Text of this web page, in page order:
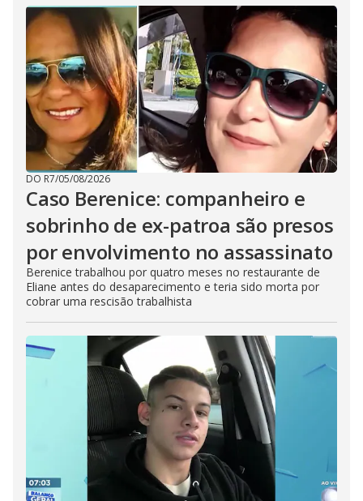
DO R7/05/08/2026
Caso Berenice: companheiro e
sobrinho de ex-patroa são presos
por envolvimento no assassinato
Berenice trabalhou por quatro meses no restaurante de
Eliane antes do desaparecimento e teria sido morta por
cobrar uma rescisão trabalhista